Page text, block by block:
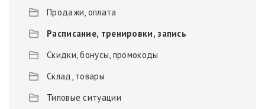
Продажи, оплата
Расписание, тренировки, запись
Скидки, бонусы, промокоды
Склад, товары
Типовые ситуации